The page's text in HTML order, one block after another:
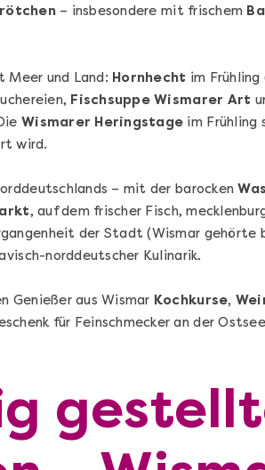
Pizza@Home
Kneten und dem perfekten
ideale im Online-Kochkurs
€ Entdecken
– insbesondere mit frischem
und Land: Hornhecht im Frühling
Fischsuppe Wismarer Art
Wismarer Heringstage im Frühling
wird.
– mit der barocken
, auf dem frischer Fisch,
der Stadt (Wismar gehörte
norddeutscher Kulinarik.
Genießer aus Wismar Kochkurse,
für Feinschmecker an der